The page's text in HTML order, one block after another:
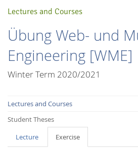
Lectures and Courses
Übung Web- und
Engineering [WME]
Winter Term 2020/2021
Lectures and Courses
Student Theses
Lecture
Exercise